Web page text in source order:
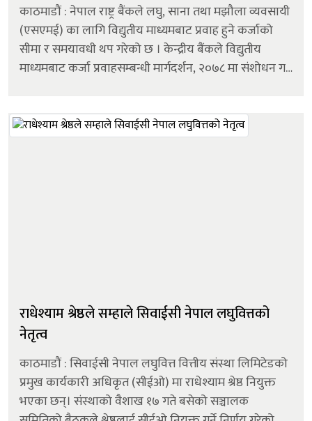
काठमाडौं : नेपाल राष्ट्र बैंकले लघु, साना तथा मझौला व्यवसायी
(एसएमई) का लागि विद्युतीय माध्यमबाट प्रवाह हुने कर्जाको
सीमा र समयावधी थप गरेको छ । केन्द्रीय बैंकले विद्युतीय
माध्यमबाट कर्जा प्रवाहसम्बन्धी मार्गदर्शन, २०७८ मा संशोधन गर्दै
राधेश्याम श्रेष्ठले सम्हाले सिवाईसी नेपाल लघुवित्तको
नेतृत्व
काठमाडौं : सिवाईसी नेपाल लघुवित्त वित्तीय संस्था लिमिटेडको
प्रमुख कार्यकारी अधिकृत (सीईओ) मा राधेश्याम श्रेष्ठ नियुक्त
भएका छन्। संस्थाको वैशाख १७ गते बसेको सञ्चालक